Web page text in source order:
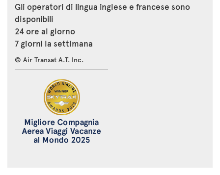
Gli operatori di lingua inglese e francese sono
disponibili
24 ore al giorno
7 giorni la settimana
© Air Transat A.T. Inc.